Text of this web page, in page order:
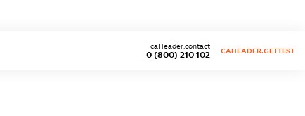
0 (800) 210 102
caHeader.contact
CAHEADER.GETTEST